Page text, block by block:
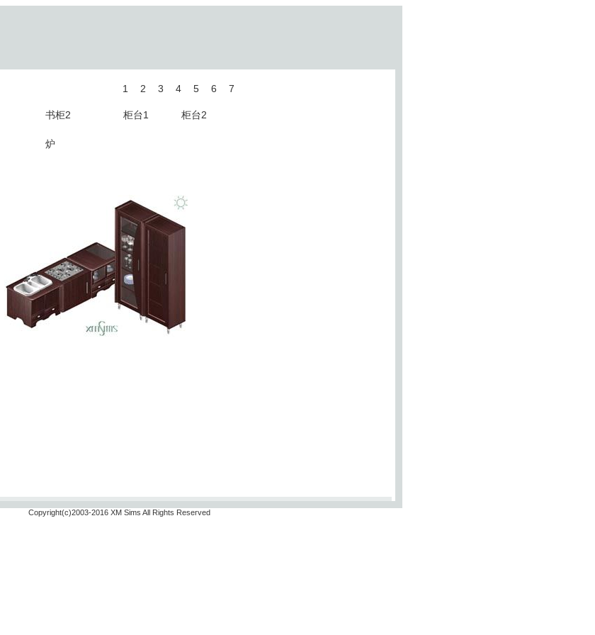
1 2 3 4 5 6 7
书柜2 柜台1 柜台2
炉
Copyright(c)2003-2016 XM Sims All Rights Reserved